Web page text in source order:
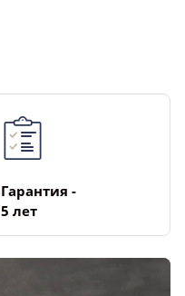
Гарантия ­
5 лет